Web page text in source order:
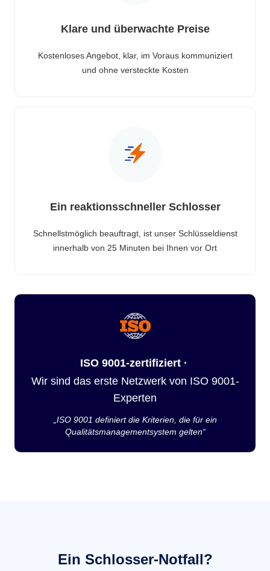
Klare und überwachte Preise
Kostenloses Angebot, klar, im Voraus kommuniziert
und ohne versteckte Kosten
Ein reaktionsschneller Schlosser
Schnellstmöglich beauftragt, ist unser Schlüsseldienst
innerhalb von 25 Minuten bei Ihnen vor Ort
ISO 9001-zertifiziert ·
Wir sind das erste Netzwerk von ISO 9001-
Experten
„ISO 9001 definiert die Kriterien, die für ein
Qualitätsmanagementsystem gelten“
Ein Schlosser-Notfall?